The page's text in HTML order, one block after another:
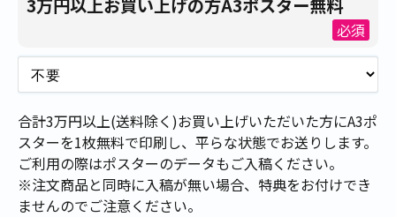
必須
合計3万円以上(送料除く)お買い上げいただいた方にA3ポ
スターを1枚無料で印刷し、平らな状態でお送りします。
ご利用の際はポスターのデータもご入稿ください。
※注文商品と同時に入稿が無い場合、特典をお付けでき
ませんのでご注意ください。